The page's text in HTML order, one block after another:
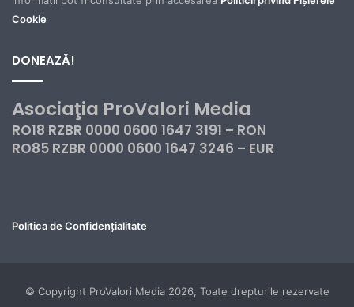
Cookie
DONEAZĂ!
Asociaţia ProValori Media
RO18 RZBR 0000 0600 1647 3191 – RON
RO85 RZBR 0000 0600 1647 3246 – EUR
Politica de Confidențialitate
© Copyright ProValori Media 2026, Toate drepturile rezervate